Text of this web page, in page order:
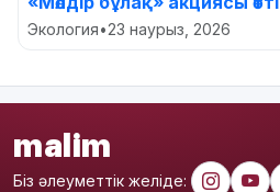
Экология•23 наурыз, 2026
malim
Біз әлеуметтік желіде: